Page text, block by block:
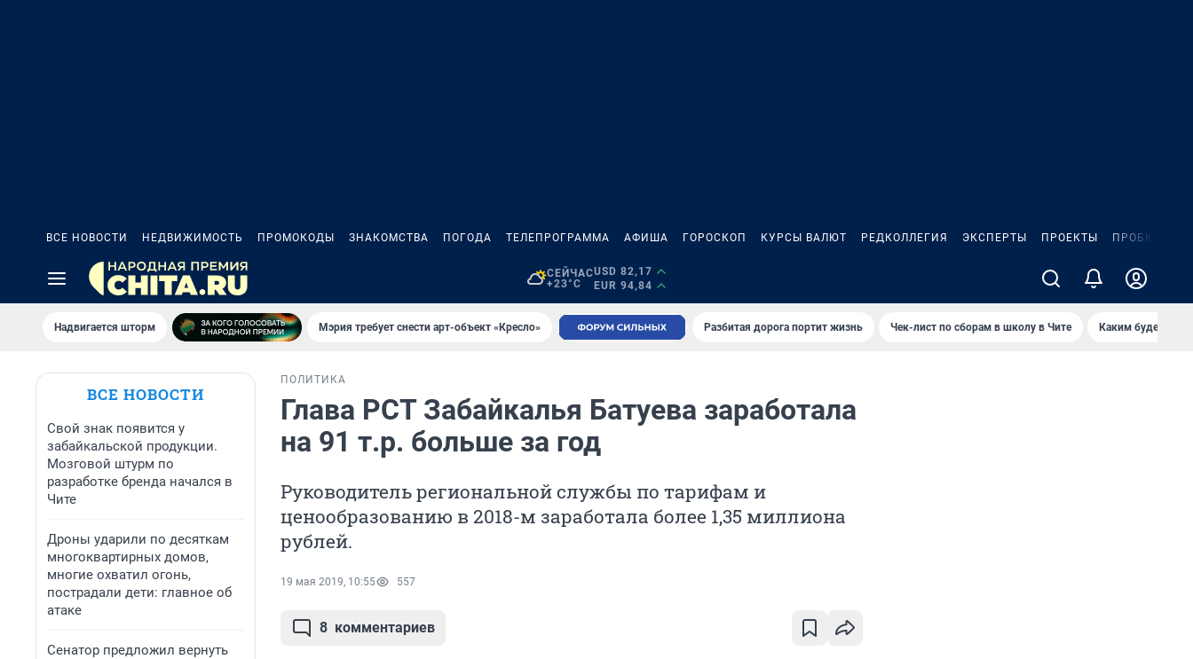
ВСЕ НОВОСТИ НЕДВИЖИМОСТЬ ПРОМОКОДЫ ЗНАКОМСТВА ПОГОДА ТЕЛЕПРОГРАММА АФИША ГОРОСКОП КУРСЫ ВАЛЮТ РЕДКОЛЛЕГИЯ ЭКСПЕРТЫ ПРОЕКТЫ ПРОБКИ
СЕЙЧАС
+23°C
USD 82,17
EUR 94,84
Надвигается шторм Мэрия требует снести арт-объект «Кресло» Разбитая дорога портит жизнь Чек-лист по сборам в школу в Чите Каким будет
ВСЕ НОВОСТИ
Свой знак появится у
забайкальской продукции.
Мозговой штурм по
разработке бренда начался в
Чите
Дроны ударили по десяткам
многоквартирных домов,
многие охватил огонь,
пострадали дети: главное об
атаке
Сенатор предложил вернуть
ПОЛИТИКА
Глава РСТ Забайкалья Батуева заработала
на 91 т.р. больше за год
Руководитель региональной службы по тарифам и
ценообразованию в 2018-м заработала более 1,35 миллиона
рублей.
19 мая 2019, 10:55 557
8 комментариев